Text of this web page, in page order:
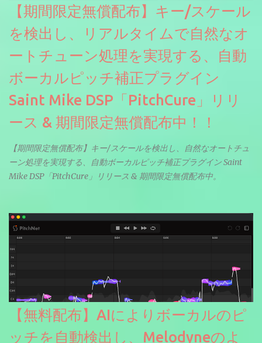
【期間限定無償配布】キー/スケール
を検出し、リアルタイムで自然なオ
ートチューン処理を実現する、自動
ボーカルピッチ補正プラグイン
Saint Mike DSP「PitchCure」リリ
ース & 期間限定無償配布中！！
【期間限定無償配布】キー/スケールを検出し、自然なオートチュ
ーン処理を実現する、自動ボーカルピッチ補正プラグイン Saint
Mike DSP「PitchCure」リリース & 期間限定無償配布中。
【無料配布】AIによりボーカルのピ
ッチを自動検出し、Melodyneのよ